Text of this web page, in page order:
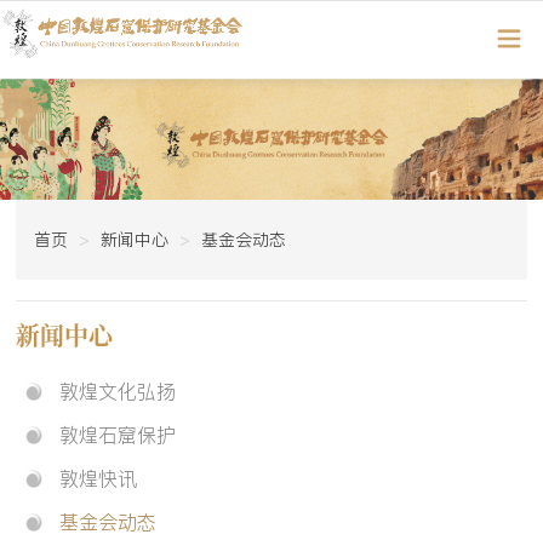
首页 新闻中心 基金会动态
新闻中心
敦煌文化弘扬
敦煌石窟保护
敦煌快讯
基金会动态